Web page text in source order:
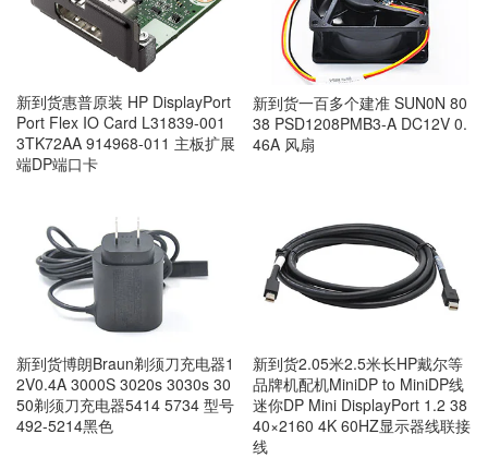
新到货惠普原装 HP DisplayPort
Port Flex IO Card L31839-001
3TK72AA 914968-011 主板扩展
端DP端口卡
新到货一百多个建准 SUN0N 80
38 PSD1208PMB3-A DC12V 0.
46A 风扇
新到货博朗Braun剃须刀充电器1
2V0.4A 3000S 3020s 3030s 30
50剃须刀充电器5414 5734 型号
492-5214黑色
新到货2.05米2.5米长HP戴尔等
品牌机配机MiniDP to MiniDP线
迷你DP Mini DisplayPort 1.2 38
40×2160 4K 60HZ显示器线联接
线